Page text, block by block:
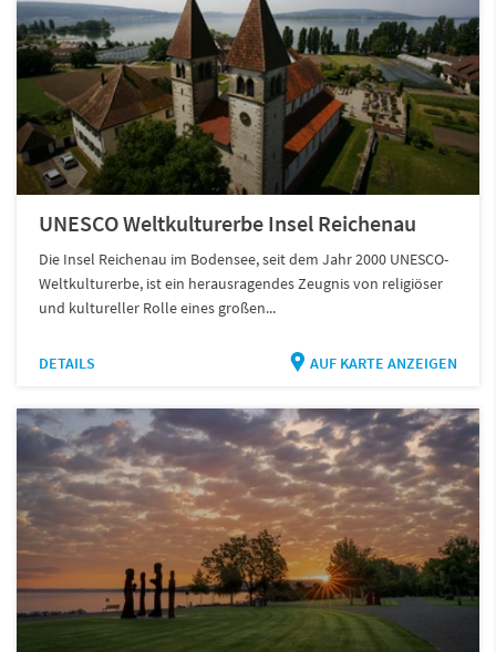
UNESCO Weltkulturerbe Insel Reichenau
Die Insel Reichenau im Bodensee, seit dem Jahr 2000 UNESCO-
Weltkulturerbe, ist ein herausragendes Zeugnis von religiöser
und kultureller Rolle eines großen...
DETAILS AUF KARTE ANZEIGEN